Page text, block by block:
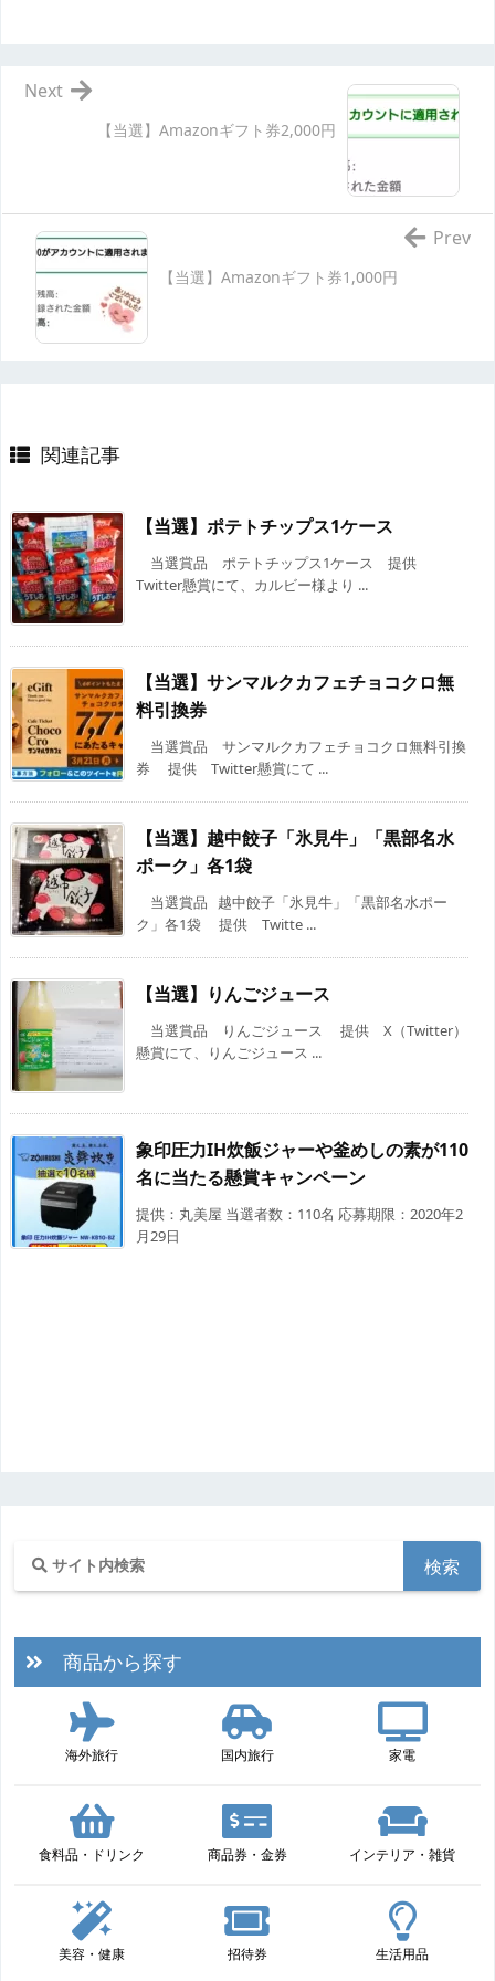
【当選】Amazonギフト券2,000円
Next
【当選】Amazonギフト券1,000円
Prev
関連記事
【当選】ポテトチップス1ケース
当選賞品 ポテトチップス1ケース 提供
Twitter懸賞にて、カルビー様より ...
【当選】サンマルクカフェチョコクロ無
料引換券
当選賞品 サンマルクカフェチョコクロ無料引換
券 提供 Twitter懸賞にて ...
【当選】越中餃子「氷見牛」「黒部名水
ポーク」各1袋
当選賞品 越中餃子「氷見牛」「黒部名水ポー
ク」各1袋 提供 Twitte ...
【当選】りんごジュース
当選賞品 りんごジュース 提供 X（Twitter）
懸賞にて、りんごジュース ...
象印圧力IH炊飯ジャーや釜めしの素が110
名に当たる懸賞キャンペーン
提供：丸美屋 当選者数：110名 応募期限：2020年2
月29日
商品から探す
海外旅行 国内旅行 家電
食料品・ドリンク 商品券・金券 インテリア・雑貨
美容・健康 招待券 生活用品